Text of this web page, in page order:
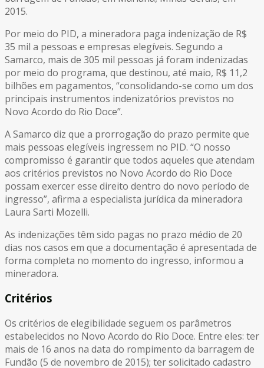
2015.
Por meio do PID, a mineradora paga indenização de R$
35 mil a pessoas e empresas elegíveis. Segundo a
Samarco, mais de 305 mil pessoas já foram indenizadas
por meio do programa, que destinou, até maio, R$ 11,2
bilhões em pagamentos, “consolidando-se como um dos
principais instrumentos indenizatórios previstos no
Novo Acordo do Rio Doce”.
A Samarco diz que a prorrogação do prazo permite que
mais pessoas elegíveis ingressem no PID. “O nosso
compromisso é garantir que todos aqueles que atendam
aos critérios previstos no Novo Acordo do Rio Doce
possam exercer esse direito dentro do novo período de
ingresso”, afirma a especialista jurídica da mineradora
Laura Sarti Mozelli.
As indenizações têm sido pagas no prazo médio de 20
dias nos casos em que a documentação é apresentada de
forma completa no momento do ingresso, informou a
mineradora.
Critérios
Os critérios de elegibilidade seguem os parâmetros
estabelecidos no Novo Acordo do Rio Doce. Entre eles: ter
mais de 16 anos na data do rompimento da barragem de
Fundão (5 de novembro de 2015); ter solicitado cadastro